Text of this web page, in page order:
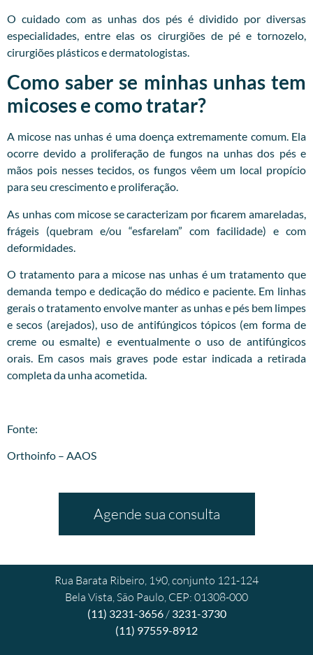
O cuidado com as unhas dos pés é dividido por diversas
especialidades, entre elas os cirurgiões de pé e tornozelo,
cirurgiões plásticos e dermatologistas.
Como saber se minhas unhas tem
micoses e como tratar?
A micose nas unhas é uma doença extremamente comum. Ela
ocorre devido a proliferação de fungos na unhas dos pés e
mãos pois nesses tecidos, os fungos vêem um local propício
para seu crescimento e proliferação.
As unhas com micose se caracterizam por ficarem amareladas,
frágeis (quebram e/ou “esfarelam” com facilidade) e com
deformidades.
O tratamento para a micose nas unhas é um tratamento que
demanda tempo e dedicação do médico e paciente. Em linhas
gerais o tratamento envolve manter as unhas e pés bem limpes
e secos (arejados), uso de antifúngicos tópicos (em forma de
creme ou esmalte) e eventualmente o uso de antifúngicos
orais. Em casos mais graves pode estar indicada a retirada
completa da unha acometida.
Fonte:
Orthoinfo – AAOS
Agende sua consulta
Rua Barata Ribeiro, 190, conjunto 121-124
Bela Vista, São Paulo, CEP: 01308-000
(11) 3231-3656/ 3231-3730
(11) 97559-8912